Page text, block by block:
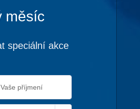
měsíc
speciální akce